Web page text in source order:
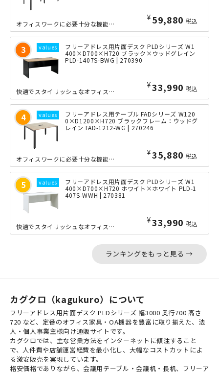
¥ 59,880 税込
オフィスワークに必要十分な機能性を備えながら驚きのロープライスを実現した、当店オ...
フリーアドレス用片面デスク PLDシリーズ W1
400×D700×H720 ブラック×ウッドグレイン
PLD-1407S-BWG | 270390
¥33,990 税込
快適でスタイリッシュなオフィス環境を実現する、PLDシリーズのフリーアドレス片面...
フリーアドレス用テーブル FADシリーズ W120
0×D1200×H720 ブラックフレーム：ウッドグ
レイン FAD-1212-WG | 270246
¥35,880 税込
オフィスワークに必要十分な機能性を備えながら驚きのロープライスを実現した、当店オ...
フリーアドレス用片面デスク PLDシリーズ W1
400×D700×H720 ホワイト×ホワイト PLD-1
407S-WWH | 270381
¥33,990 税込
快適でスタイリッシュなオフィス環境を実現する、PLDシリーズのフリーアドレス片面...
ランキングをもっと見る →
カグクロ（kagukuro）について
フリーアドレス用片面デスク PLDシリーズ 幅3000 奥行700 高さ
720 など、定番のオフィス家具・OA機器を豊富に取り揃えた、法
人・個人事業主様向け通販サイトです。
カグクロでは、主な営業方法をインターネットに傾注すること
で、人件費や店舗運営経費を最小化し、大幅なコストカットによ
る激安販売を実現しています。
格安価格でありながら、会議用テーブル・会議机・長机、フリーア